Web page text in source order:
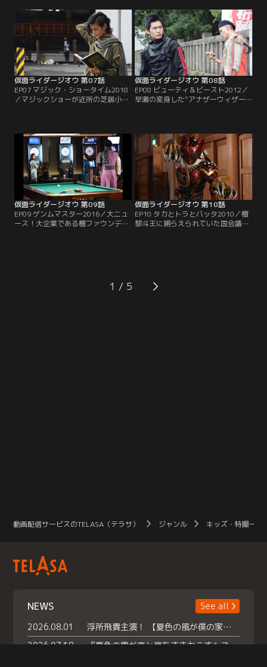
るのではないかとの疑いだった。学
校内で、やはり現れたアナザーライ
ダー。変身して戦うソウゴたちに、
歓声を上げる生徒。なんと、この高
校には「仮面ライダー部」があると
いう…！
妙なコンビが事件を追うが…。ター
ゲットの少女、山吹カリンの謎、そ
して、キーワードとなる『流れ星』
とは？
仮面ライダージオウ 第07話
EP07 マジック・ショータイム2018
／マジックショーが近所の芝居小屋
使う仮面ライダー、ウィザードがい
たことを思い出すゲイツ。問答無用
で、マジシャンに向かっていくゲイ
ツに、ソウゴは…。
仮面ライダージオウ 第08話
EP08 ビューティ＆ビースト2012／
早瀬の変身した“アナザーウィザー
ゴの甘さが招いた事態だとソウゴを
責め、独力でツクヨミを救おうと動
き出す。そんなゲイツの前に、仁藤
攻介の姿が…。一方、ソウゴはウォ
ズの知恵を借りて、事態を打開しよ
うとする。
仮面ライダージオウ 第09話
EP09 ゲンムマスター2016／大ニュ
ース！大企業である檀ファウンデー
イツは、オーズの年代を特定し、倒
すべく向かうが、ソウゴは別行動を
仮面ライダージオウ 第10話
EP10 タカとトラとバッタ2010／檀
黎斗王に捕らえられていた国会議員
を深め…。
1
動画配信サービスのTELASA（テラサ） ジャンル キッズ・特撮一覧
NEWS
See all
2026.08.01
浮所飛貴主演！ 【夏色の風が僕の家にやってきた】 本日よりテラサで独占配信スタート！
2026.07.18
『夏色の雲が恋と嵐をまきおこす』スペシャルメイキング 【Part1】2026年７月18日（土）23時30分～配信スタート！話題のシーンの裏側を大公開！豪華キャスト大集合！ 『武宮家 真夏の家族会議』開催！